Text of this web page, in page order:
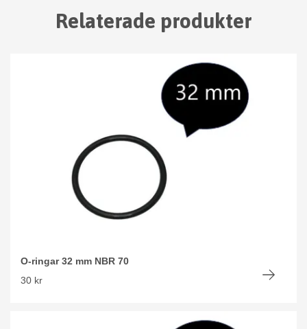
Relaterade produkter
O-ringar 32 mm NBR 70
30 kr